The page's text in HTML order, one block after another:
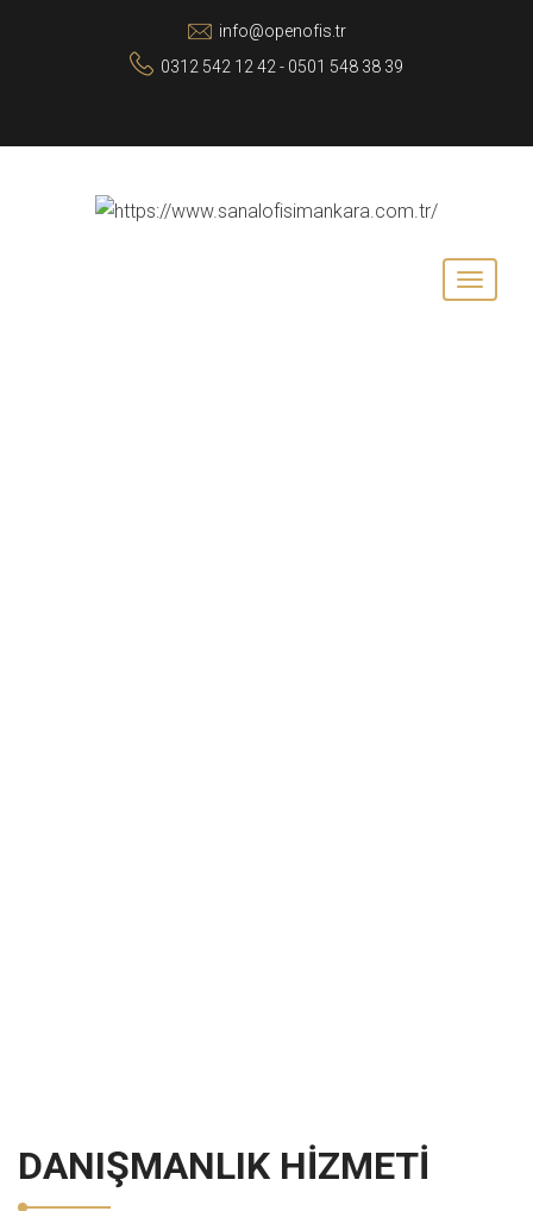
info@openofis.tr
0312 542 12 42 - 0501 548 38 39
DANIŞMANLIK HIZMETI